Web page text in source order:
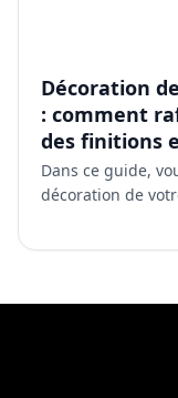
Décoration
: comment
des finitions
Dans ce guide,
décoration de